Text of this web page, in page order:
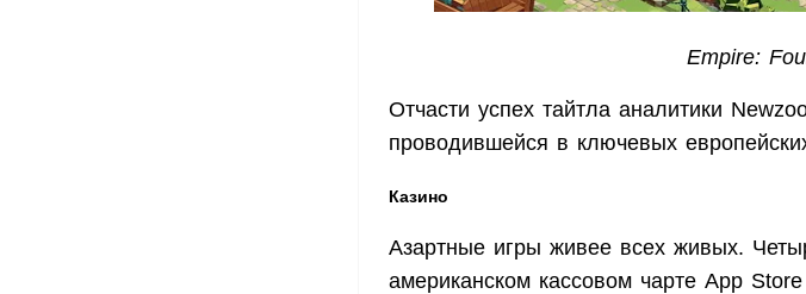
Empire:
Отчасти успех тайтла аналитики
проводившейся в ключевых
Казино
Азартные игры живее всех живых.
американском кассовом чарте App